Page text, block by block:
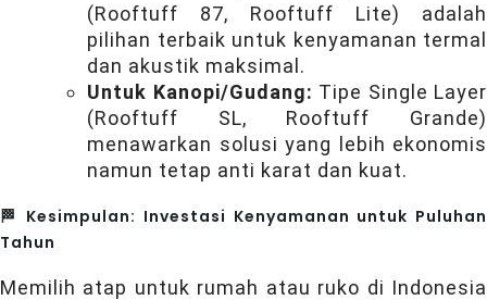
(Rooftuff 87, Rooftuff Lite) adalah
pilihan terbaik untuk kenyamanan termal
dan akustik maksimal.
Untuk Kanopi/Gudang: Tipe Single Layer
(Rooftuff SL, Rooftuff Grande)
menawarkan solusi yang lebih ekonomis
namun tetap anti karat dan kuat.
🏁 Kesimpulan: Investasi Kenyamanan untuk Puluhan
Tahun
Memilih atap untuk rumah atau ruko di Indonesia